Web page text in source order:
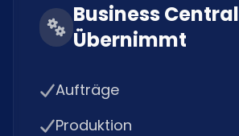
Business Central
Übernimmt
Aufträge
Produktion